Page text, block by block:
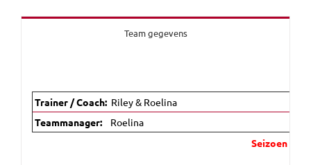
Team gegevens
Trainer / Coach: Riley & Roelina
Teammanager: Roelina
Seizoen